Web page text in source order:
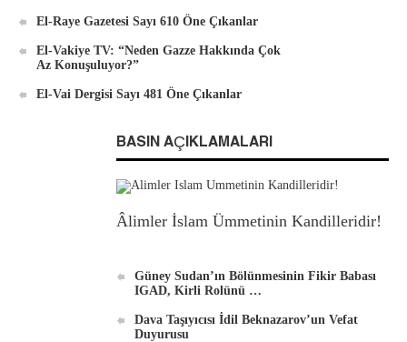
El-Raye Gazetesi Sayı 610 Öne Çıkanlar
El-Vakiye TV: “Neden Gazze Hakkında Çok
Az Konuşuluyor?”
El-Vai Dergisi Sayı 481 Öne Çıkanlar
BASIN AÇIKLAMALARI
Âlimler İslam Ümmetinin Kandilleridir!
Güney Sudan’ın Bölünmesinin Fikir Babası
IGAD, Kirli Rolünü …
Dava Taşıyıcısı İdil Beknazarov’un Vefat
Duyurusu